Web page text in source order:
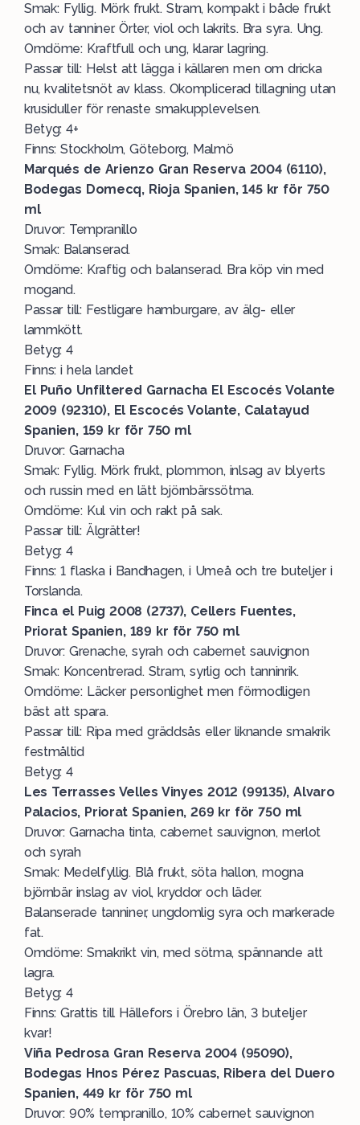
Smak: Fyllig. Mörk frukt. Stram, kompakt i både frukt
och av tanniner. Örter, viol och lakrits. Bra syra. Ung.
Omdöme: Kraftfull och ung, klarar lagring.
Passar till: Helst att lägga i källaren men om dricka
nu, kvalitetsnöt av klass. Okomplicerad tillagning utan
krusiduller för renaste smakupplevelsen.
Betyg: 4+
Finns: Stockholm, Göteborg, Malmö
Marqués de Arienzo Gran Reserva 2004 (6110),
Bodegas Domecq, Rioja Spanien, 145 kr för 750
ml
Druvor: Tempranillo
Smak: Balanserad.
Omdöme: Kraftig och balanserad. Bra köp vin med
mogand.
Passar till: Festligare hamburgare, av älg- eller
lammkött.
Betyg: 4
Finns: i hela landet
El Puño Unfiltered Garnacha El Escocés Volante
2009 (92310), El Escocés Volante, Calatayud
Spanien, 159 kr för 750 ml
Druvor: Garnacha
Smak: Fyllig. Mörk frukt, plommon, inlsag av blyerts
och russin med en lätt björnbärssötma.
Omdöme: Kul vin och rakt på sak.
Passar till: Älgrätter!
Betyg: 4
Finns: 1 flaska i Bandhagen, i Umeå och tre buteljer i
Torslanda.
Finca el Puig 2008 (2737), Cellers Fuentes,
Priorat Spanien, 189 kr för 750 ml
Druvor: Grenache, syrah och cabernet sauvignon
Smak: Koncentrerad. Stram, syrlig och tanninrik.
Omdöme: Läcker personlighet men förmodligen
bäst att spara.
Passar till: Ripa med gräddsås eller liknande smakrik
festmåltid
Betyg: 4
Les Terrasses Velles Vinyes 2012 (99135), Alvaro
Palacios, Priorat Spanien, 269 kr för 750 ml
Druvor: Garnacha tinta, cabernet sauvignon, merlot
och syrah
Smak: Medelfyllig. Blå frukt, söta hallon, mogna
björnbär inslag av viol, kryddor och läder.
Balanserade tanniner, ungdomlig syra och markerade
fat.
Omdöme: Smakrikt vin, med sötma, spännande att
lagra.
Betyg: 4
Finns: Grattis till Hällefors i Örebro län, 3 buteljer
kvar!
Viña Pedrosa Gran Reserva 2004 (95090),
Bodegas Hnos Pérez Pascuas, Ribera del Duero
Spanien, 449 kr för 750 ml
Druvor: 90% tempranillo, 10% cabernet sauvignon